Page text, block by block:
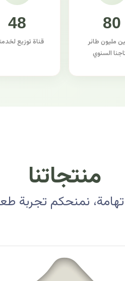
80
مليون طائر
السنوي
48
قناة توزيع
منتجاتنا
نمنحكم تجربة